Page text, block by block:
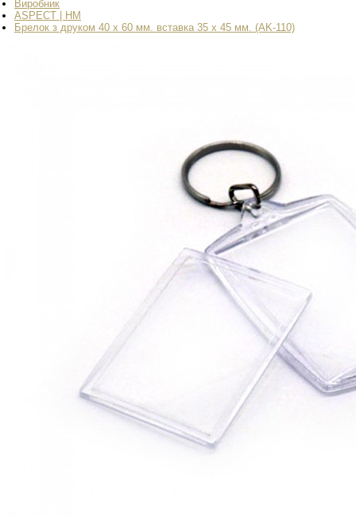
Виробник
ASPECT | HM
Брелок з друком 40 х 60 мм. вставка 35 х 45 мм. (AK-110)